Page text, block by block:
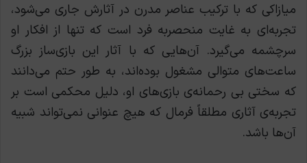
میازاکی که با ترکیب عناصر مدرن در آثارش جاری می‌شود،
تجربه‌ای به غایت منحصربه فرد است که تنها از افکار او
سرچشمه می‌گیرد. آن‌هایی که با آثار این بازی‌ساز بزرگ
ساعت‌های متوالی مشغول بوده‌اند، به طور حتم می‌دانند
که سختی بی رحمانه‌ی بازی‌های او، دلیل محکمی است بر
تجربه‌ی آثاری مطلقاً فرمال که هیچ عنوانی نمی‌تواند شبیه
آن‌ها باشد.